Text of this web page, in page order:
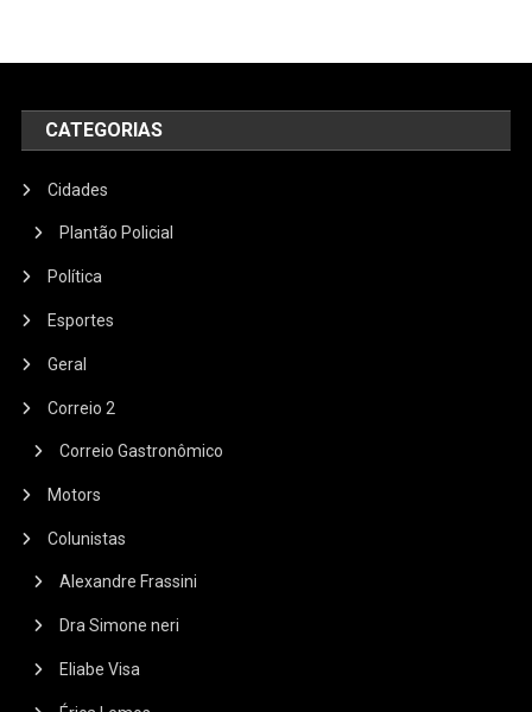
CATEGORIAS
Cidades
Plantão Policial
Política
Esportes
Geral
Correio 2
Correio Gastronômico
Motors
Colunistas
Alexandre Frassini
Dra Simone neri
Eliabe Visa